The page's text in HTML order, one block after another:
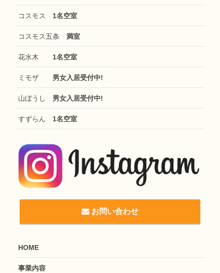
コスモス 1名空室
コスモス五条 満室
花水木 1名空室
ミモザ 男女入居受付中!
山ぼうし 男女入居受付中!
すずらん 1名空室
お問い合わせ
HOME
事業内容